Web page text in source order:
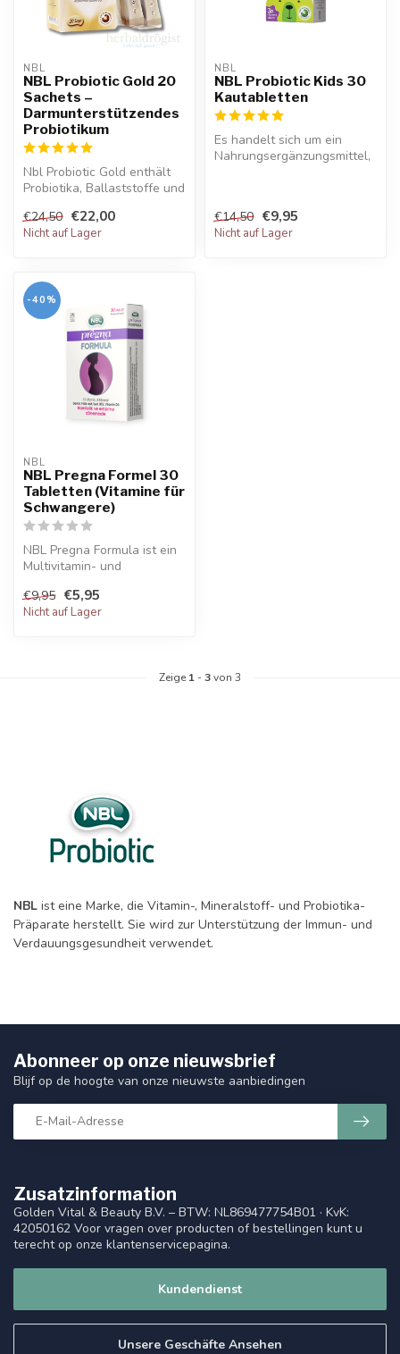
NBL
NBL Probiotic Gold 20
Sachets –
Darmunterstützendes
Probiotikum
Nbl Probiotic Gold enthält
Probiotika, Ballaststoffe und
€24,50 €22,00
Nicht auf Lager
NBL
NBL Probiotic Kids 30
Kautabletten
Es handelt sich um ein
Nahrungsergänzungsmittel,
€14,50 €9,95
Nicht auf Lager
-40%
NBL
NBL Pregna Formel 30
Tabletten (Vitamine für
Schwangere)
NBL Pregna Formula ist ein
Multivitamin- und
für werde...
€9,95 €5,95
Nicht auf Lager
Zeige 1 -3von 3
NBL ist eine Marke, die Vitamin-, Mineralstoff- und Probiotika-
Präparate herstellt. Sie wird zur Unterstützung der Immun- und
Verdauungsgesundheit verwendet.
Zusatzinformation
Golden Vital & Beauty B.V. – BTW: NL869477754B01 · KvK:
42050162 Voor vragen over producten of bestellingen kunt u
terecht op onze klantenservicepagina.
Kundendienst
Unsere Geschäfte Ansehen
Abonneer op onze nieuwsbrief
Blijf op de hoogte van onze nieuwste aanbiedingen